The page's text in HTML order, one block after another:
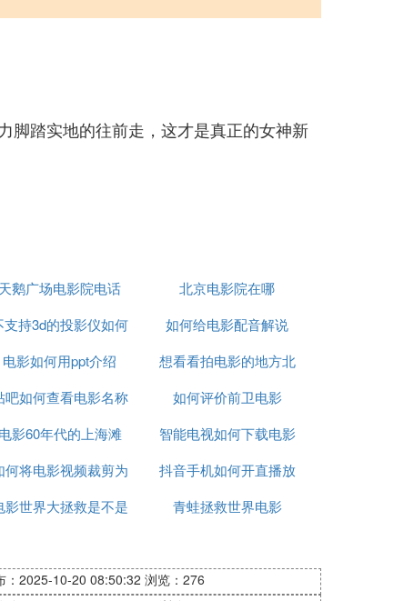
脚踏实地的往前走，这才是真正的女神新
天鹅广场电影院电话
北京电影院在哪
支持3d的投影仪如何
看3d电影
如何给电影配音解说
电影如何用ppt介绍
想看看拍电影的地方北
京
吧如何查看电影名称
如何评价前卫电影
电影60年代的上海滩
智能电视如何下载电影
本机
何将电影视频裁剪为
9比16
抖音手机如何开直播放
电影
影世界大拯救是不是
青蛙拯救世界电影
：2025-10-20 08:50:32 浏览：276